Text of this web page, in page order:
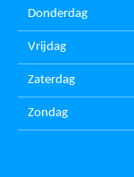
Donderdag
Vrijdag
Zaterdag
Zondag